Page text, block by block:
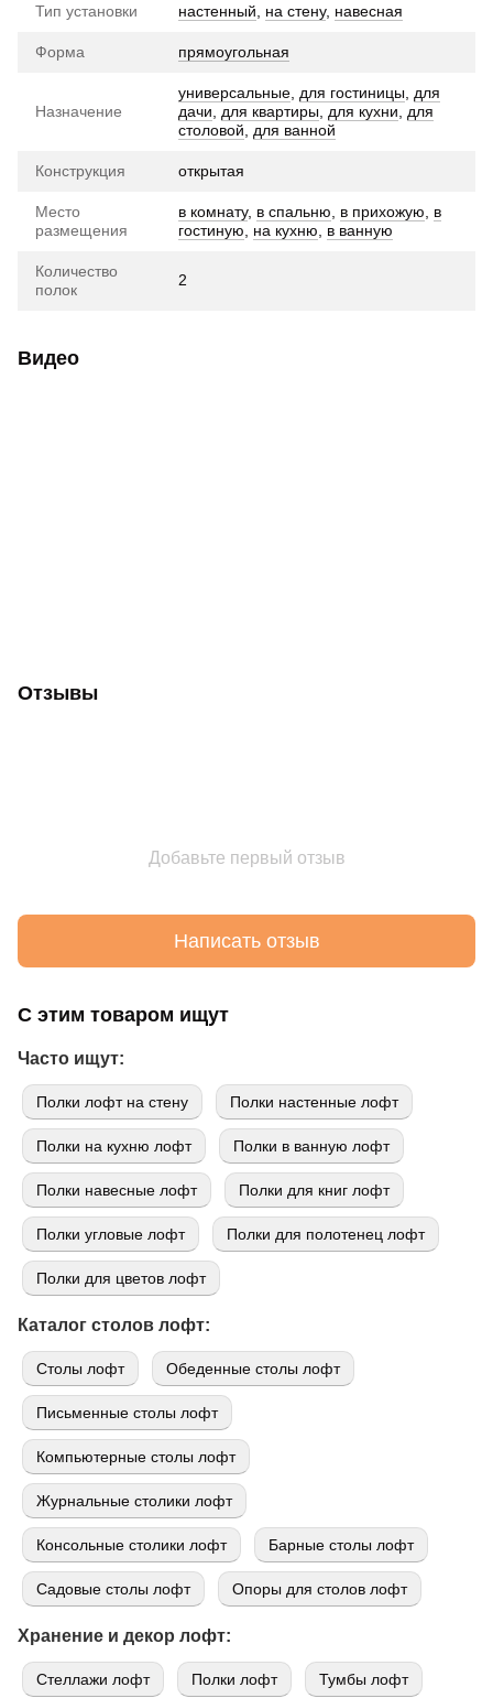
Тип установки настенный на стену, навесная
Форма прямоугольная
Назначение
универсальные для гостиницы
для
дачи
для квартиры для кухни
для
столовой
для ванной
Конструкция открытая
Место
размещения
в комнату, в спальню в прихожую
в
гостиную
на кухню в ванную
Количество
полок
2
Видео
Отзывы
Добавьте первый отзыв
Написать отзыв
С этим товаром ищут
Часто ищут:
Полки лофт на стену Полки настенные лофт
Полки на кухню лофт Полки в ванную лофт
Полки навесные лофт Полки для книг лофт
Полки угловые лофт Полки для полотенец лофт
Полки для цветов лофт
Каталог столов лофт:
Cтолы лофт Обеденные столы лофт
Письменные столы лофт
Компьютерные столы лофт
Журнальные столики лофт
Консольные столики лофт Барные столы лофт
Садовые столы лофт Опоры для столов лофт
Хранение и декор лофт:
Стеллажи лофт Полки лофт Тумбы лофт